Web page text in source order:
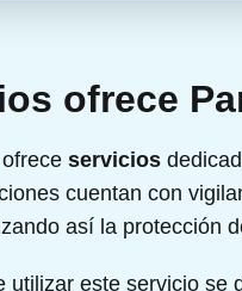
ofrece
servicios
cuentan con
así la protección
utilizar este servicio se